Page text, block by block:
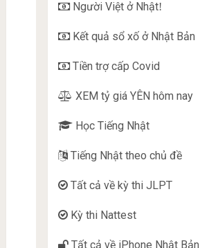
Người Việt ở Nhật!
Kết quả sổ xố ở Nhật Bản
Tiền trợ cấp Covid
XEM tỷ giá YÊN hôm nay
Học Tiếng Nhật
Tiếng Nhật theo chủ đề
Tất cả về kỳ thi JLPT
Kỳ thi Nattest
Tất cả về iPhone Nhật Bản